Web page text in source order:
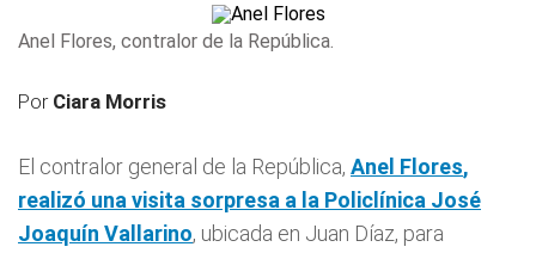
Anel Flores, contralor de la República.
Por Ciara Morris
El contralor general de la República, Anel Flores,
realizó una visita sorpresa a la Policlínica José
Joaquín Vallarino, ubicada en Juan Díaz, para